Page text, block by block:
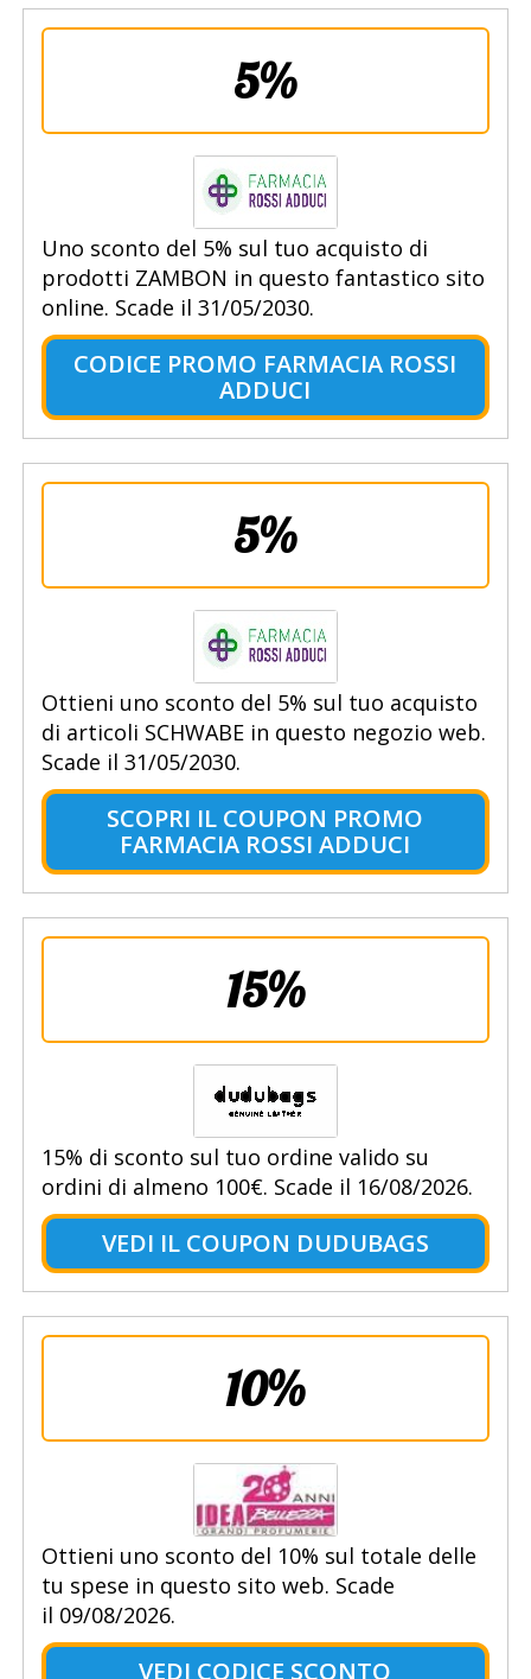
5%
Uno sconto del 5% sul tuo acquisto di
prodotti ZAMBON in questo fantastico sito
online. Scade il 31/05/2030.
CODICE PROMO FARMACIA ROSSI
ADDUCI
5%
Ottieni uno sconto del 5% sul tuo acquisto
di articoli SCHWABE in questo negozio web.
Scade il 31/05/2030.
SCOPRI IL COUPON PROMO
FARMACIA ROSSI ADDUCI
15%
15% di sconto sul tuo ordine valido su
ordini di almeno 100€. Scade il 16/08/2026.
VEDI IL COUPON DUDUBAGS
10%
Ottieni uno sconto del 10% sul totale delle
tu spese in questo sito web. Scade
il 09/08/2026.
VEDI CODICE SCONTO